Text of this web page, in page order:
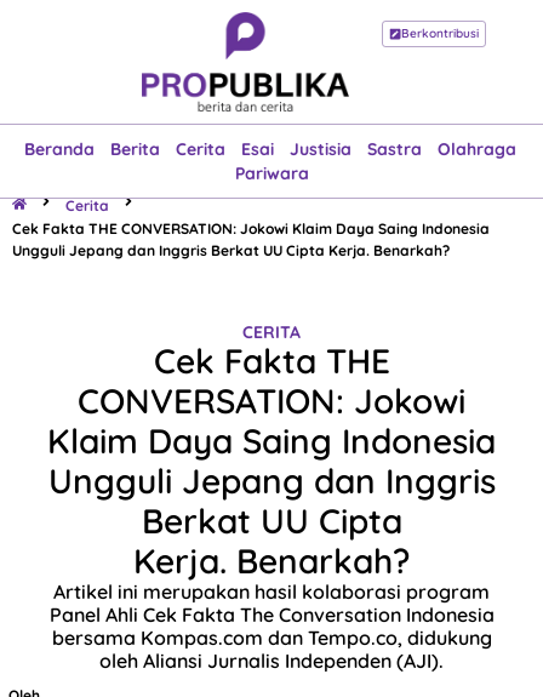
Berkontribusi
Beranda Berita Cerita Esai Justisia Sastra
Olahraga
Pariwara
Beranda
Esai
Justisia
Sastra
Olahraga
Pariwara
Cerita
Cek Fakta THE CONVERSATION: Jokowi Klaim Daya Saing Indonesia
Ungguli Jepang dan Inggris Berkat UU Cipta Kerja. Benarkah?
CERITA
Cek Fakta THE
CONVERSATION: Jokowi
Klaim Daya Saing Indonesia
Ungguli Jepang dan Inggris
Berkat UU Cipta
Kerja. Benarkah?
Artikel ini merupakan hasil kolaborasi program
Panel Ahli Cek Fakta The Conversation Indonesia
bersama Kompas.com dan Tempo.co, didukung
oleh Aliansi Jurnalis Independen (AJI).